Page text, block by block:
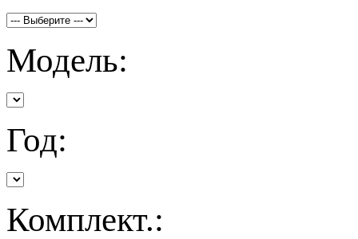
Модель:
Год:
Комплект.: